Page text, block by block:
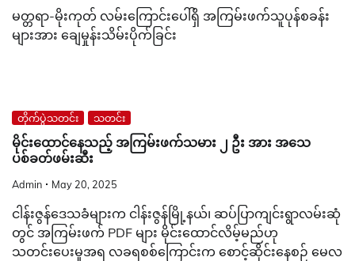
မတ္တရာ-မိုးကုတ် လမ်းကြောင်းပေါ်ရှိ အကြမ်းဖက်သူပုန်စခန်း
များအား ချေမှုန်းသိမ်းပိုက်ခြင်း
တိုက်ပွဲသတင်း သတင်း
မိုင်းထောင်နေသည့် အကြမ်းဖက်သမား ၂ ဦး အား အသေ
ပစ်ခတ်ဖမ်းဆီး
Admin May 20, 2025
ငါန်းဇွန်ဒေသခံများက ငါန်းဇွန်မြို့နယ်၊ ဆပ်ပြာကျင်းရွာလမ်းဆုံ
တွင် အကြမ်းဖက် PDF များ မိုင်းထောင်လိမ့်မည်ဟု
သတင်းပေးမှုအရ လခရစစ်ကြောင်းက စောင့်ဆိုင်းနေစဉ် မေလ